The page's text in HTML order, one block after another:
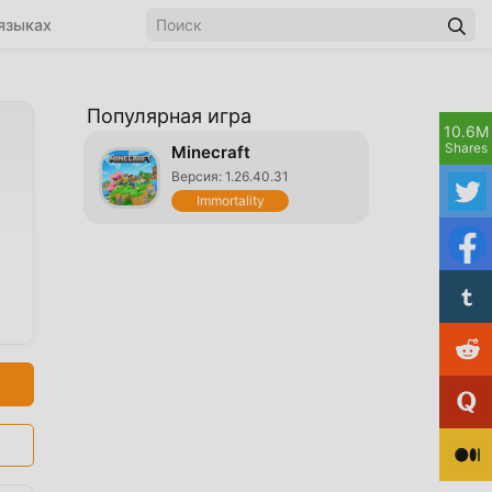
Популярная игра
Minecraft
Версия: 1.26.40.31
Immortality
10.6M
Shares